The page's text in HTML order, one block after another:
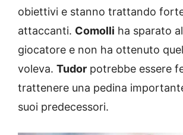
obiettivi e stanno trattando
attaccanti. Comolli ha sparato
giocatore e non ha ottenuto
voleva. Tudor potrebbe essere
trattenere una pedina
suoi predecessori.